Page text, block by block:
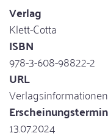
Verlag
Klett-Cotta
ISBN
978-3-608-98822-2
URL
Erscheinungstermin
13.07.2024